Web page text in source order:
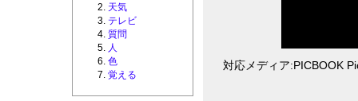
天気
テレビ
質問
人
色
覚える
対応メディア:PICBOOK